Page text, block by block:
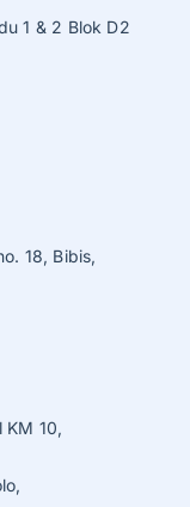
1 & 2 Blok D2
18, Bibis,
KM 10,